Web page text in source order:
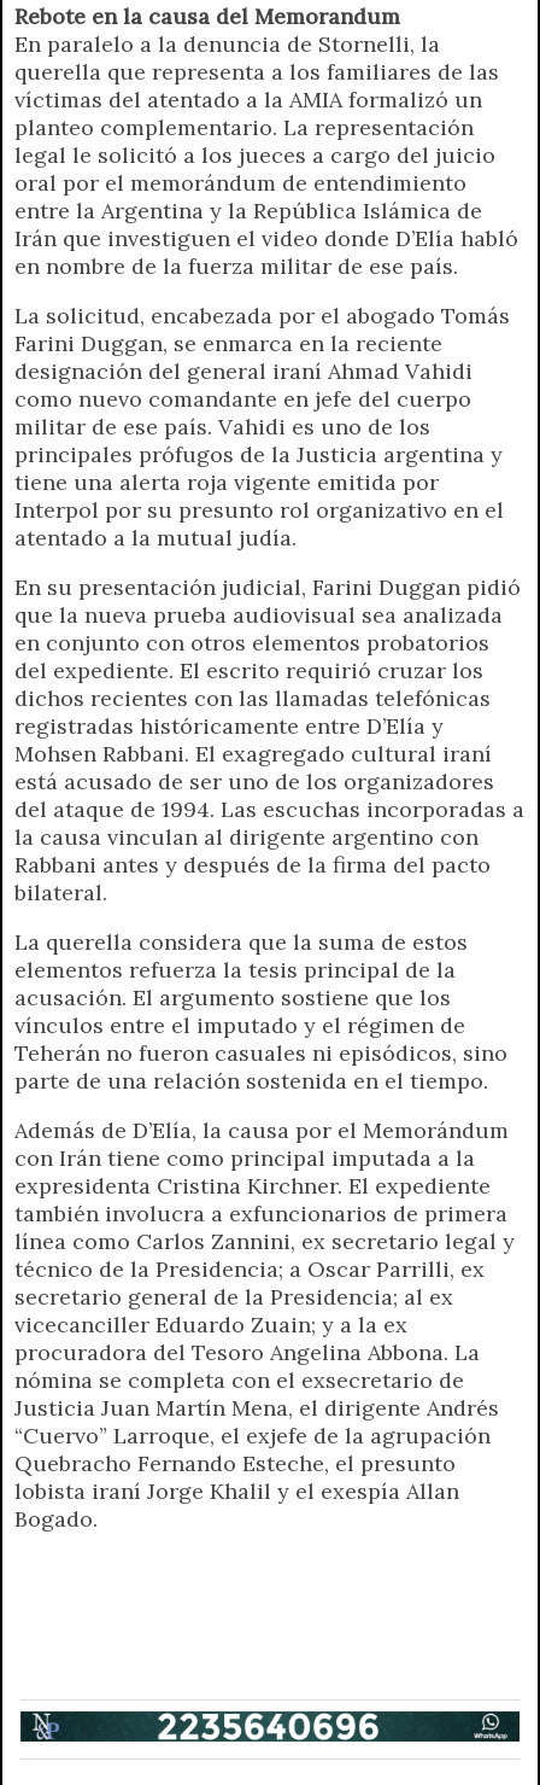
Rebote en la causa del Memorandum
En paralelo a la denuncia de Stornelli, la
querella que representa a los familiares de las
víctimas del atentado a la AMIA formalizó un
planteo complementario. La representación
legal le solicitó a los jueces a cargo del juicio
oral por el memorándum de entendimiento
entre la Argentina y la República Islámica de
Irán que investiguen el video donde D’Elía habló
en nombre de la fuerza militar de ese país.
La solicitud, encabezada por el abogado Tomás
Farini Duggan, se enmarca en la reciente
designación del general iraní Ahmad Vahidi
como nuevo comandante en jefe del cuerpo
militar de ese país. Vahidi es uno de los
principales prófugos de la Justicia argentina y
tiene una alerta roja vigente emitida por
Interpol por su presunto rol organizativo en el
atentado a la mutual judía.
En su presentación judicial, Farini Duggan pidió
que la nueva prueba audiovisual sea analizada
en conjunto con otros elementos probatorios
del expediente. El escrito requirió cruzar los
dichos recientes con las llamadas telefónicas
registradas históricamente entre D’Elía y
Mohsen Rabbani. El exagregado cultural iraní
está acusado de ser uno de los organizadores
del ataque de 1994. Las escuchas incorporadas a
la causa vinculan al dirigente argentino con
Rabbani antes y después de la firma del pacto
bilateral.
La querella considera que la suma de estos
elementos refuerza la tesis principal de la
acusación. El argumento sostiene que los
vínculos entre el imputado y el régimen de
Teherán no fueron casuales ni episódicos, sino
parte de una relación sostenida en el tiempo.
Además de D’Elía, la causa por el Memorándum
con Irán tiene como principal imputada a la
expresidenta Cristina Kirchner. El expediente
también involucra a exfuncionarios de primera
línea como Carlos Zannini, ex secretario legal y
técnico de la Presidencia; a Oscar Parrilli, ex
secretario general de la Presidencia; al ex
vicecanciller Eduardo Zuain; y a la ex
procuradora del Tesoro Angelina Abbona. La
nómina se completa con el exsecretario de
Justicia Juan Martín Mena, el dirigente Andrés
“Cuervo” Larroque, el exjefe de la agrupación
Quebracho Fernando Esteche, el presunto
lobista iraní Jorge Khalil y el exespía Allan
Bogado.